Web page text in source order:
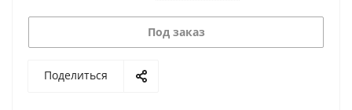
Под заказ
Поделиться